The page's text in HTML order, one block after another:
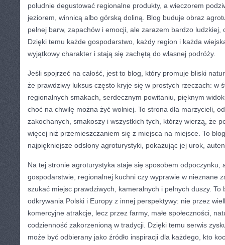
południe degustować regionalne produkty, a wieczorem
jeziorem, winnicą albo górską doliną. Blog buduje obraz
pełnej barw, zapachów i emocji, ale zarazem bardzo ludzkiej,
Dzięki temu każde gospodarstwo, każdy region i każda
wyjątkowy charakter i stają się zachętą do własnej podróży.
Jeśli spojrzeć na całość, jest to blog, który promuje bliski
że prawdziwy luksus często kryje się w prostych rzeczach: w
regionalnych smakach, serdecznym powitaniu, pięknym
choć na chwilę można żyć wolniej. To strona dla marzycieli,
zakochanych, smakoszy i wszystkich tych, którzy wierzą, że
więcej niż przemieszczaniem się z miejsca na miejsce. To
najpiękniejsze odsłony agroturystyki, pokazując jej urok,
Na tej stronie agroturystyka staje się sposobem odpoczynku,
gospodarstwie, regionalnej kuchni czy wyprawie w nieznane
szukać miejsc prawdziwych, kameralnych i pełnych duszy.
odkrywania Polski i Europy z innej perspektywy: nie przez
komercyjne atrakcje, lecz przez farmy, małe społeczności,
codzienność zakorzenioną w tradycji. Dzięki temu serwis
może być odbierany jako źródło inspiracji dla każdego, kto